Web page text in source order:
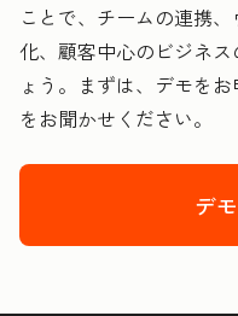
ことで、チームの連携
化、顧客中心のビジネ
ょう。まずは、デモを
をお聞かせください。
デ